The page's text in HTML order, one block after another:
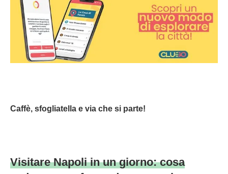
Caffè, sfogliatella e via che si parte!
Visitare Napoli in un giorno: cosa